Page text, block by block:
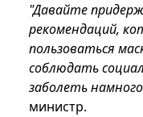
"Давайте
рекомендаций,
пользоваться
соблюдать
заболеть
министр.